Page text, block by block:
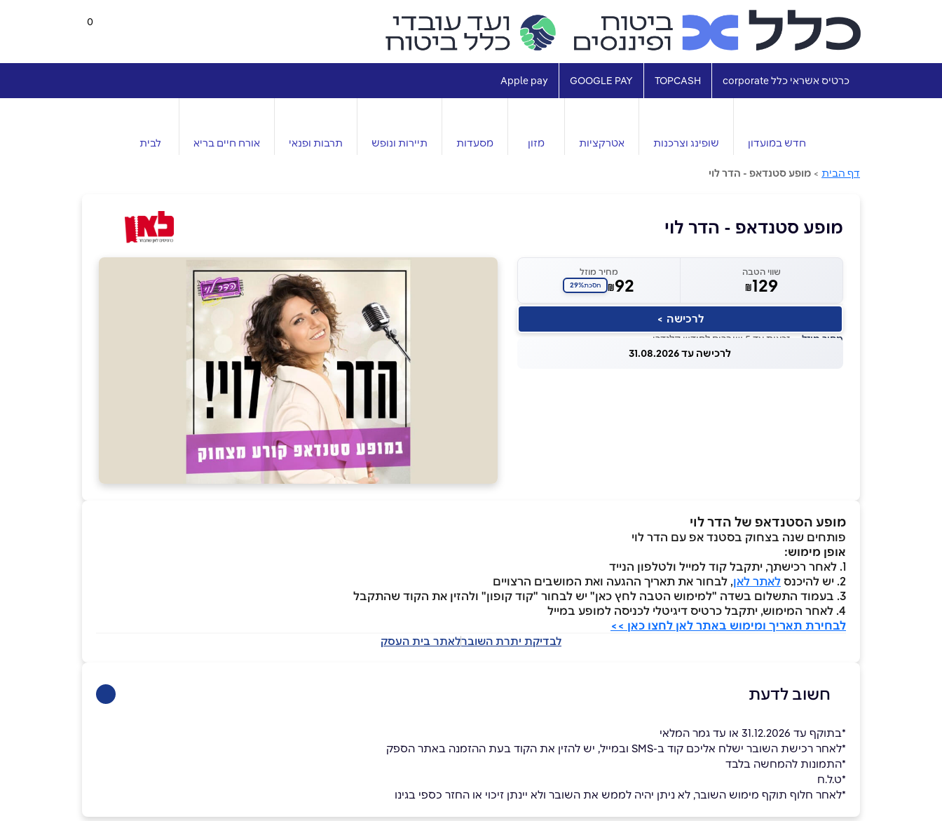
0
כרטיס אשראי כלל corporate TOPCASH
GOOGLE PAY
Apple pay
חדש במועדון שופינג וצרכנות אטרקציות מזון מסעדות תיירות ונופש תרבות ופנאי אורח חיים בריא לבית
דף הבית > מופע סטנדאפ - הדר לוי
מופע סטנדאפ - הדר לוי
שווי הטבה
₪129
מחיר מוזל
₪92 חסכת29%
לרכישה >
מחיר מוזל — זכאות עד 5 שוברים לחודש קלנדרי
לרכישה עד 31.08.2026
מופע הסטנדאפ של הדר לוי
פותחים שנה בצחוק בסטנד אפ עם הדר לוי
אופן מימוש:
1. לאחר רכישתך, יתקבל קוד למייל ולטלפון הנייד
2. יש להיכנס
לאתר לאן, לבחור את תאריך ההגעה ואת המושבים הרצויים
3. בעמוד התשלום בשדה "למימוש הטבה לחץ כאן" יש לבחור "קוד קופון" ולהזין את הקוד שהתקבל
4. לאחר המימוש, יתקבל כרטיס דיגיטלי לכניסה למופע במייל
לבחירת תאריך ומימוש באתר לאן לחצו כאן >>
לבדיקת יתרת השוברלאתר בית העסק
חשוב לדעת
*בתוקף עד 31.12.2026 או עד גמר המלאי
*לאחר רכישת השובר ישלח אליכם קוד ב-SMS ובמייל, יש להזין את הקוד בעת ההזמנה באתר הספק
*התמונות להמחשה בלבד
*ט.ל.ח
*לאחר חלוף תוקף מימוש השובר, לא ניתן יהיה לממש את השובר ולא יינתן זיכוי או החזר כספי בגינו